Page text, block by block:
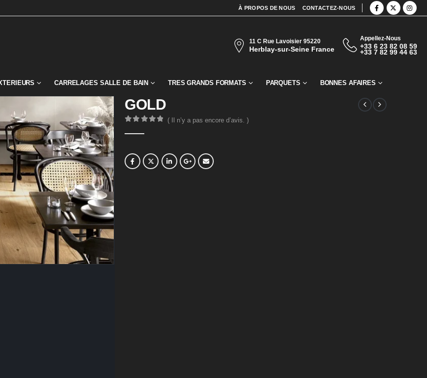
À PROPOS DE NOUS CONTACTEZ-NOUS
11 C Rue Lavoisier 95220
Herblay-sur-Seine France
Appellez-Nous
+33 6 23 82 08 59
+33 7 82 99 44 63
CARRELAGES SALLE DE BAIN TRES GRANDS FORMATS PARQUETS BONNES AFAIRES
GOLD
( Il n’y a pas encore d’avis. )